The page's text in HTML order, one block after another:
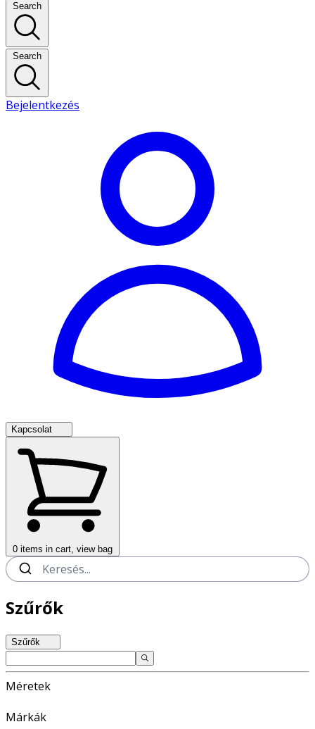
Search
Search
Bejelentkezés
Kapcsolat
0 items in cart, view bag
Szűrők
Szűrők
Méretek
Márkák